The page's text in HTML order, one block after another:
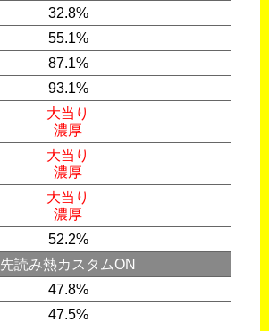
32.8%
55.1%
87.1%
93.1%
大当り
濃厚
大当り
濃厚
大当り
濃厚
52.2%
先読み熱カスタムON
47.8%
47.5%